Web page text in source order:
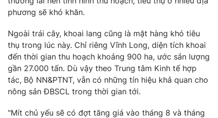
phương sẽ khó khăn.
Ngoài trái cây, khoai lang cũng là mặt hàng khó tiêu
thụ trong lúc này. Chỉ riêng Vĩnh Long, diện tích khoai
đến thời gian thu hoạch khoảng 900 ha, ước sản lượng
gần 27.000 tấn. Dù vậy theo Trung tâm Kinh tế hợp
tác, Bộ NN&PTNT, vẫn có những tín hiệu khả quan cho
nông sản ĐBSCL trong thời gian tới.
"Mít chủ yếu sẽ có đợt tăng giá vào tháng 8 và tháng